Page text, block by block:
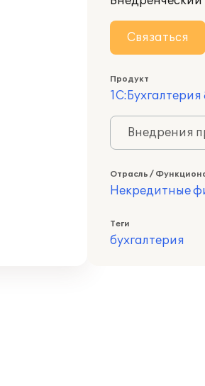
Связаться
Продукт
1С:Бухгалтерия
Внедрения
Отрасль /
Некредитные
Теги
бухгалтерия